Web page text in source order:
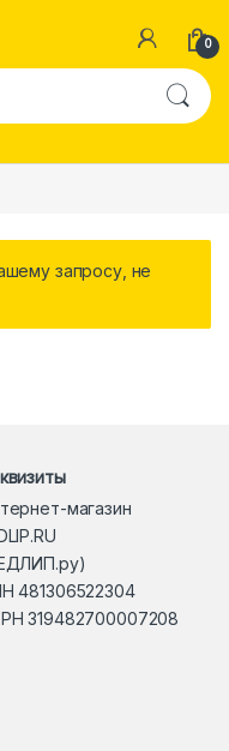
0
запросу, не
магазин
481306522304
319482700007208